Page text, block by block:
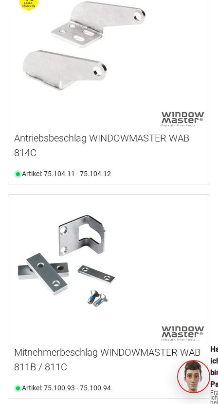
Antriebsbeschlag WINDOWMASTER WAB
814C
Artikel: 75.104.11 - 75.104.12
Mitnehmerbeschlag WINDOWMASTER WAB
811B / 811C
Artikel: 75.100.93 - 75.100.94
Ich